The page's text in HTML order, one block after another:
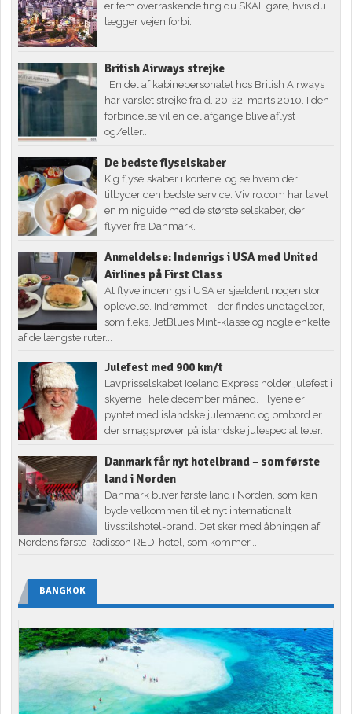
er fem overraskende ting du SKAL gøre, hvis du
lægger vejen forbi.
British Airways strejke
En del af kabinepersonalet hos British Airways
har varslet strejke fra d. 20-22. marts 2010. I den
forbindelse vil en del afgange blive aflyst
og/eller...
De bedste flyselskaber
Kig flyselskaber i kortene, og se hvem der
tilbyder den bedste service. Viviro.com har lavet
en miniguide med de største selskaber, der
flyver fra Danmark.
Anmeldelse: Indenrigs i USA med United
Airlines på First Class
At flyve indenrigs i USA er sjældent nogen stor
oplevelse. Indrømmet – der findes undtagelser,
som f.eks. JetBlue’s Mint-klasse og nogle enkelte
af de længste ruter...
Julefest med 900 km/t
Lavprisselskabet Iceland Express holder julefest i
skyerne i hele december måned. Flyene er
pyntet med islandske julemænd og ombord er
der smagsprøver på islandske julespecialiteter.
Danmark får nyt hotelbrand – som første
land i Norden
Danmark bliver første land i Norden, som kan
byde velkommen til et nyt internationalt
livsstilshotel-brand. Det sker med åbningen af
Nordens første Radisson RED-hotel, som kommer...
BANGKOK